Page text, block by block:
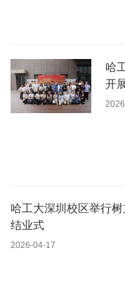
哈
开
哈工大深圳校区举行
结业式
2026-04-17